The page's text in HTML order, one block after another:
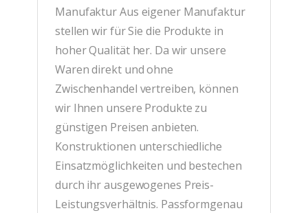
Manufaktur Aus eigener Manufaktur
stellen wir für Sie die Produkte in
hoher Qualität her. Da wir unsere
Waren direkt und ohne
Zwischenhandel vertreiben, können
wir Ihnen unsere Produkte zu
günstigen Preisen anbieten.
Konstruktionen unterschiedliche
Einsatzmöglichkeiten und bestechen
durch ihr ausgewogenes Preis-
Leistungsverhältnis. Passformgenau